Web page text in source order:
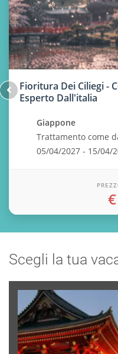
Fioritura Dei Ciliegi -
Esperto Dall'italia
Giappone
Trattamento come
05/04/2027 - 15/04/
Scegli la tua